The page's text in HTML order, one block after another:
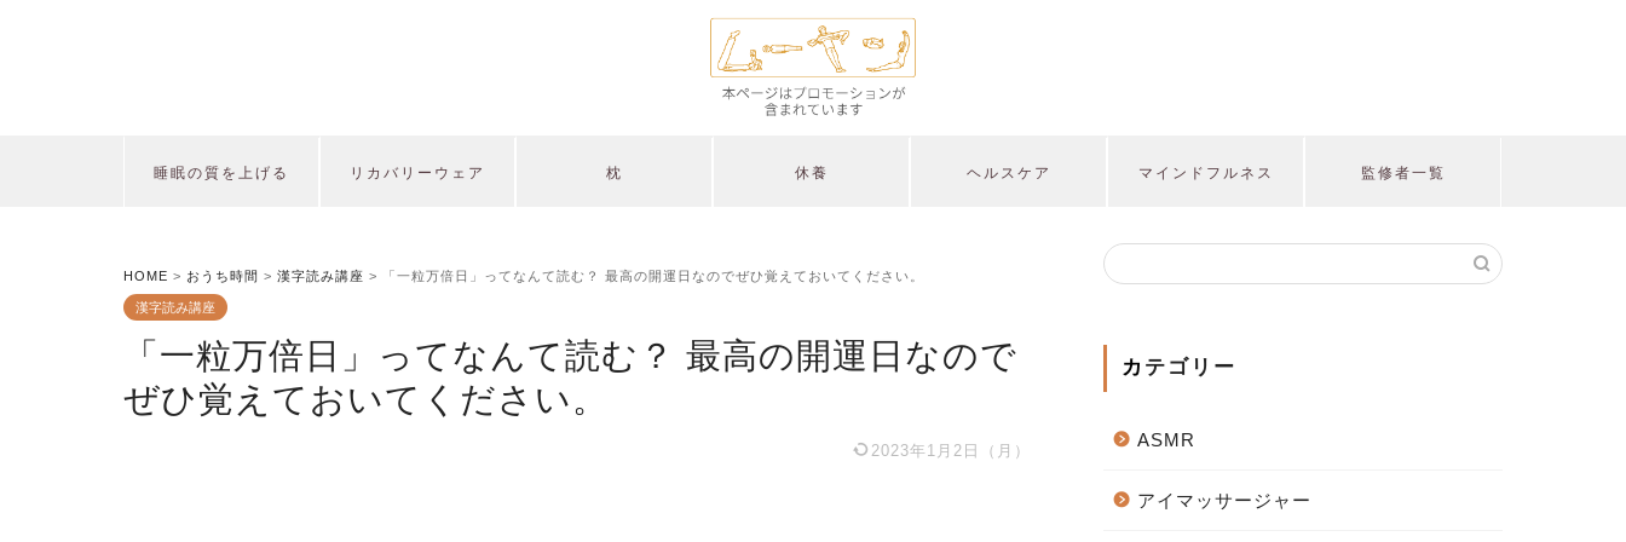
睡眠の質を上げる リカバリーウェア 枕 休養 ヘルスケア マインドフルネス 監修者一覧
HOME > おうち時間 > 漢字読み講座 > 「一粒万倍日」ってなんて読む？ 最高の開運日なのでぜひ覚えておいてください。
漢字読み講座
「一粒万倍日」ってなんて読む？ 最高の開運日なので
ぜひ覚えておいてください。
2023年1月2日（月）
カテゴリー
ASMR
アイマッサージャー